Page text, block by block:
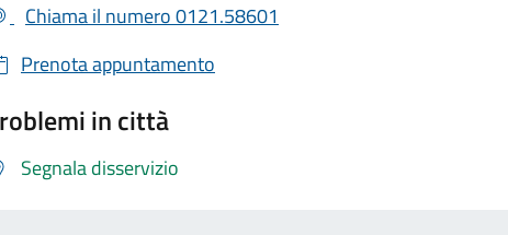
Chiama il numero 0121.58601
Prenota appuntamento
in città
Segnala disservizio